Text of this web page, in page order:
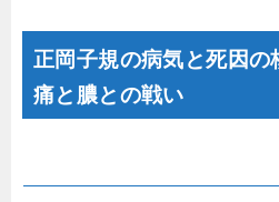
正岡子規の病気と死因
痛と膿との戦い